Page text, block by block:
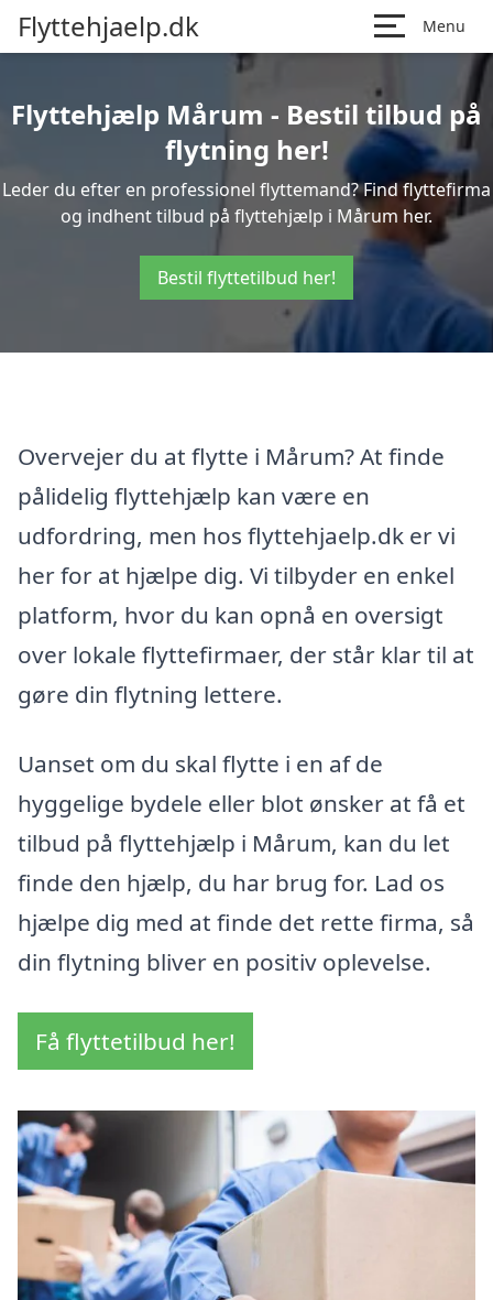
Flyttehjaelp.dk Menu
Flyttehjælp Mårum - Bestil tilbud på
flytning her!
Leder du efter en professionel flyttemand? Find flyttefirma
og indhent tilbud på flyttehjælp i Mårum her.
Bestil flyttetilbud her!
Overvejer du at flytte i Mårum? At finde
pålidelig flyttehjælp kan være en
udfordring, men hos flyttehjaelp.dk er vi
her for at hjælpe dig. Vi tilbyder en enkel
platform, hvor du kan opnå en oversigt
over lokale flyttefirmaer, der står klar til at
gøre din flytning lettere.
Uanset om du skal flytte i en af de
hyggelige bydele eller blot ønsker at få et
tilbud på flyttehjælp i Mårum, kan du let
finde den hjælp, du har brug for. Lad os
hjælpe dig med at finde det rette firma, så
din flytning bliver en positiv oplevelse.
Få flyttetilbud her!